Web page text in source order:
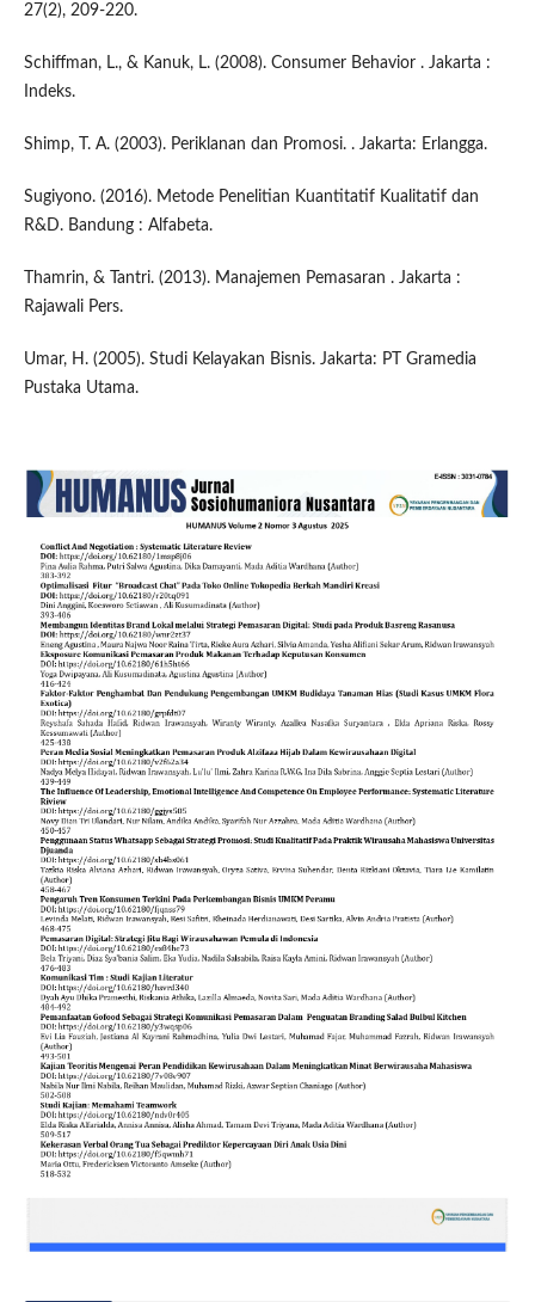
27(2), 209-220.
Schiffman, L., & Kanuk, L. (2008). Consumer Behavior . Jakarta :
Indeks.
Shimp, T. A. (2003). Periklanan dan Promosi. . Jakarta: Erlangga.
Sugiyono. (2016). Metode Penelitian Kuantitatif Kualitatif dan
R&D. Bandung : Alfabeta.
Thamrin, & Tantri. (2013). Manajemen Pemasaran . Jakarta :
Rajawali Pers.
Umar, H. (2005). Studi Kelayakan Bisnis. Jakarta: PT Gramedia
Pustaka Utama.